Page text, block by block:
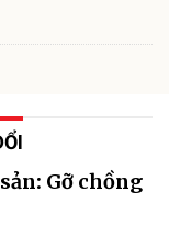
Gỡ chồng